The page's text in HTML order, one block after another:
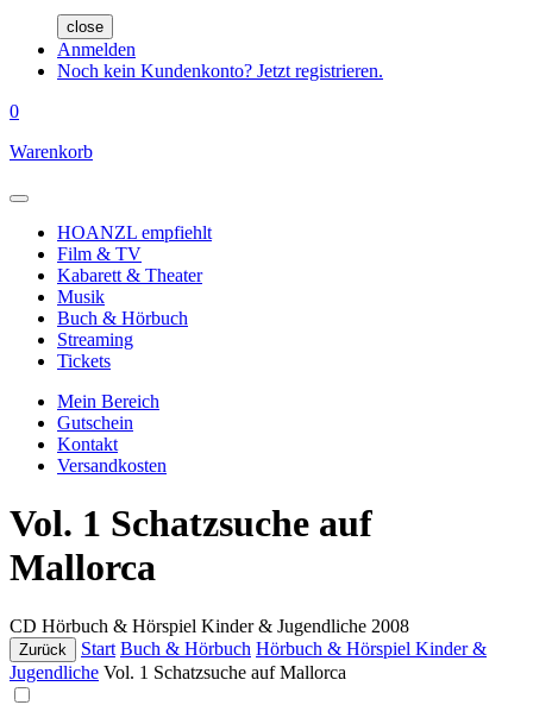
close
Anmelden
Noch kein Kundenkonto? Jetzt registrieren.
0
Warenkorb
HOANZL empfiehlt
Film & TV
Kabarett & Theater
Musik
Buch & Hörbuch
Streaming
Tickets
Mein Bereich
Gutschein
Kontakt
Versandkosten
Vol. 1 Schatzsuche auf
Mallorca
CD Hörbuch & Hörspiel Kinder & Jugendliche 2008
Zurück Start Buch & Hörbuch Hörbuch & Hörspiel Kinder &
Jugendliche Vol. 1 Schatzsuche auf Mallorca